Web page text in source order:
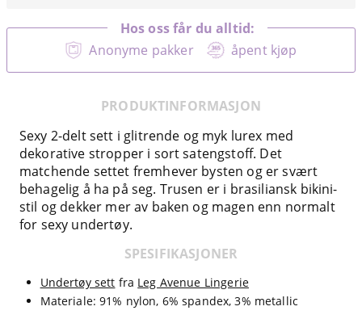
Anonyme pakker åpent kjøp
Hos oss får du alltid:
PRODUKTINFORMASJON
Sexy 2-delt sett i glitrende og myk lurex med
dekorative stropper i sort satengstoff. Det
matchende settet fremhever bysten og er svært
behagelig å ha på seg. Trusen er i brasiliansk bikini-
stil og dekker mer av baken og magen enn normalt
for sexy undertøy.
SPESIFIKASJONER
Undertøy sett fra Leg Avenue Lingerie
Materiale: 91% nylon, 6% spandex, 3% metallic